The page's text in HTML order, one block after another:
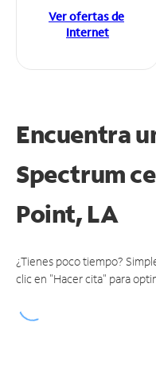
Ver ofertas de
Internet
Encuentra
Spectrum
Point, LA
¿Tienes poco tiempo?
clic en "Hacer cita" para